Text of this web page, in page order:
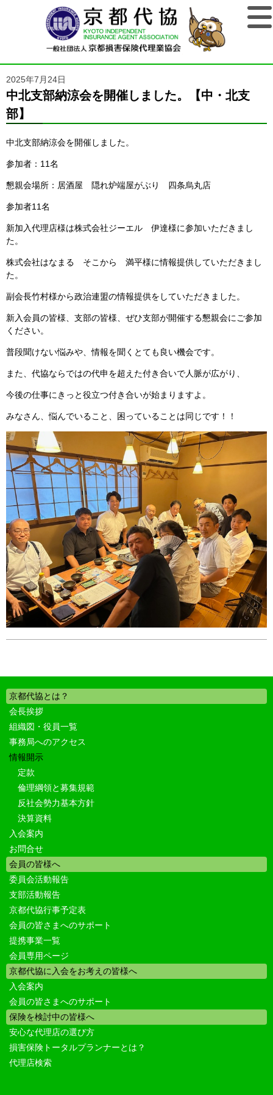
2025年7月24日
中北支部納涼会を開催しました。【中・北支
部】
中北支部納涼会を開催しました。
参加者：11名
懇親会場所：居酒屋 隠れ炉端屋がぶり 四条烏丸店
参加者11名
新加入代理店様は株式会社ジーエル 伊達様に参加いただきまし
た。
株式会社はなまる そこから 満平様に情報提供していただきまし
た。
副会長竹村様から政治連盟の情報提供をしていただきました。
新入会員の皆様、支部の皆様、ぜひ支部が開催する懇親会にご参加
ください。
普段聞けない悩みや、情報を聞くとても良い機会です。
また、代協ならではの代申を超えた付き合いで人脈が広がり、
今後の仕事にきっと役立つ付き合いが始まりますよ。
みなさん、悩んでいること、困っていることは同じです！！
京都代協とは？
会長挨拶
組織図・役員一覧
事務局へのアクセス
情報開示
定款
倫理綱領と募集規範
反社会勢力基本方針
決算資料
入会案内
お問合せ
会員の皆様へ
委員会活動報告
支部活動報告
京都代協行事予定表
会員の皆さまへのサポート
提携事業一覧
会員専用ページ
京都代協に入会をお考えの皆様へ
入会案内
会員の皆さまへのサポート
保険を検討中の皆様へ
安心な代理店の選び方
損害保険トータルプランナーとは？
代理店検索